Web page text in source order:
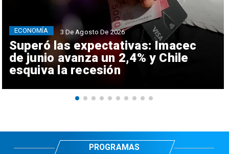
Superó las expectativas: Imacec
de junio avanza un 2,4% y Chile
esquiva la recesión
ECONOMÍA 3 De Agosto De 2026
PROGRAMAS